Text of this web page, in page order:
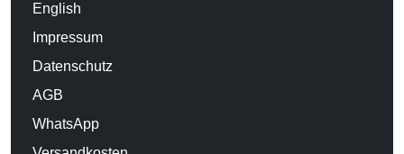
English
Impressum
Datenschutz
AGB
WhatsApp